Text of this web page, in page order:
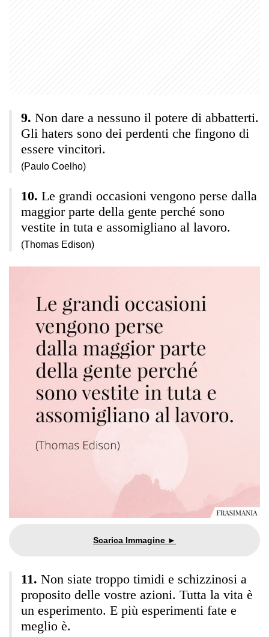
Non dare a nessuno il potere di abbatterti.
Gli haters sono dei perdenti che fingono di
essere vincitori.
(Paulo Coelho)
Le grandi occasioni vengono perse dalla
maggior parte della gente perché sono
vestite in tuta e assomigliano al lavoro.
(Thomas Edison)
Non siate troppo timidi e schizzinosi a
proposito delle vostre azioni. Tutta la vita è
un esperimento. E più esperimenti fate e
meglio è.